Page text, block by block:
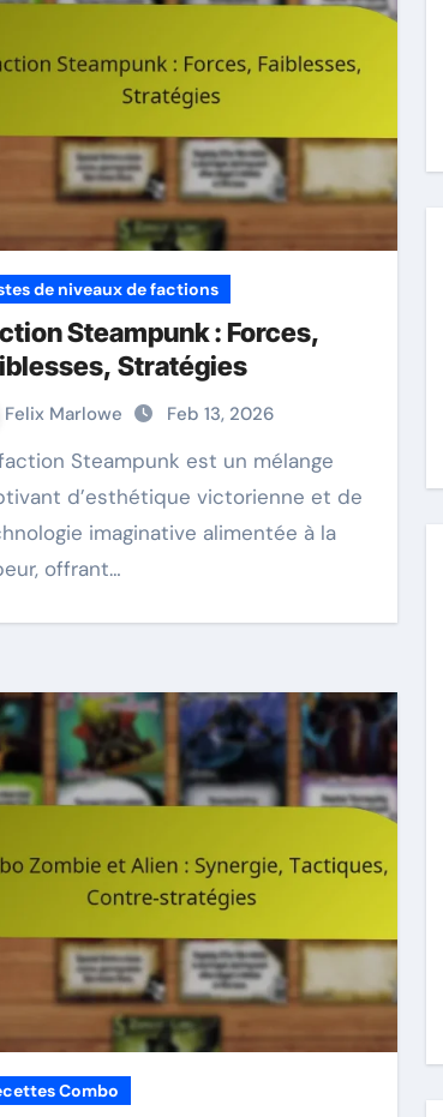
de niveaux de factions
Steampunk : Forces,
Stratégies
Felix Marlowe Feb 13, 2026
d’esthétique victorienne et de
imaginative alimentée à la
offrant…
Combo